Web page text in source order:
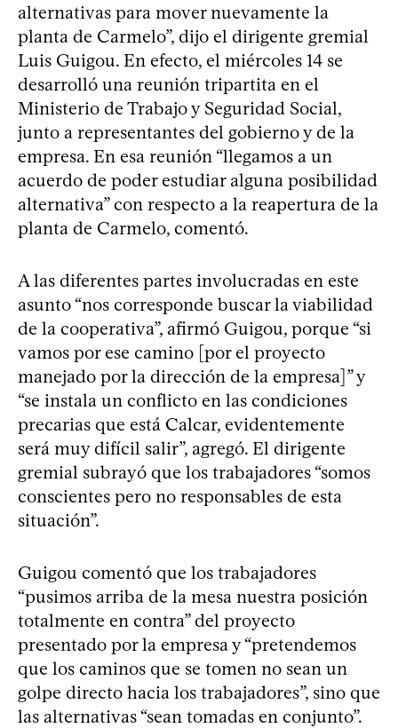
alternativas para mover nuevamente la
planta de Carmelo”, dijo el dirigente gremial
Luis Guigou. En efecto, el miércoles 14 se
desarrolló una reunión tripartita en el
Ministerio de Trabajo y Seguridad Social,
junto a representantes del gobierno y de la
empresa. En esa reunión “llegamos a un
acuerdo de poder estudiar alguna posibilidad
alternativa” con respecto a la reapertura de la
planta de Carmelo, comentó.
A las diferentes partes involucradas en este
asunto “nos corresponde buscar la viabilidad
de la cooperativa”, afirmó Guigou, porque “si
vamos por ese camino [por el proyecto
manejado por la dirección de la empresa]” y
“se instala un conflicto en las condiciones
precarias que está Calcar, evidentemente
será muy difícil salir”, agregó. El dirigente
gremial subrayó que los trabajadores “somos
conscientes pero no responsables de esta
situación”.
Guigou comentó que los trabajadores
“pusimos arriba de la mesa nuestra posición
totalmente en contra” del proyecto
presentado por la empresa y “pretendemos
que los caminos que se tomen no sean un
golpe directo hacia los trabajadores”, sino que
las alternativas “sean tomadas en conjunto”.